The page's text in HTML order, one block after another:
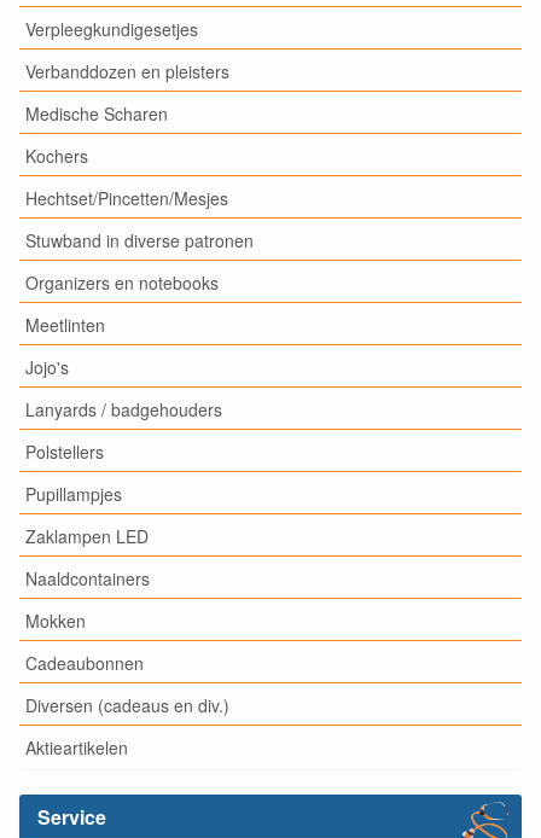
Verpleegkundigesetjes
Verbanddozen en pleisters
Medische Scharen
Kochers
Hechtset/Pincetten/Mesjes
Stuwband in diverse patronen
Organizers en notebooks
Meetlinten
Jojo's
Lanyards / badgehouders
Polstellers
Pupillampjes
Zaklampen LED
Naaldcontainers
Mokken
Cadeaubonnen
Diversen (cadeaus en div.)
Aktieartikelen
Service